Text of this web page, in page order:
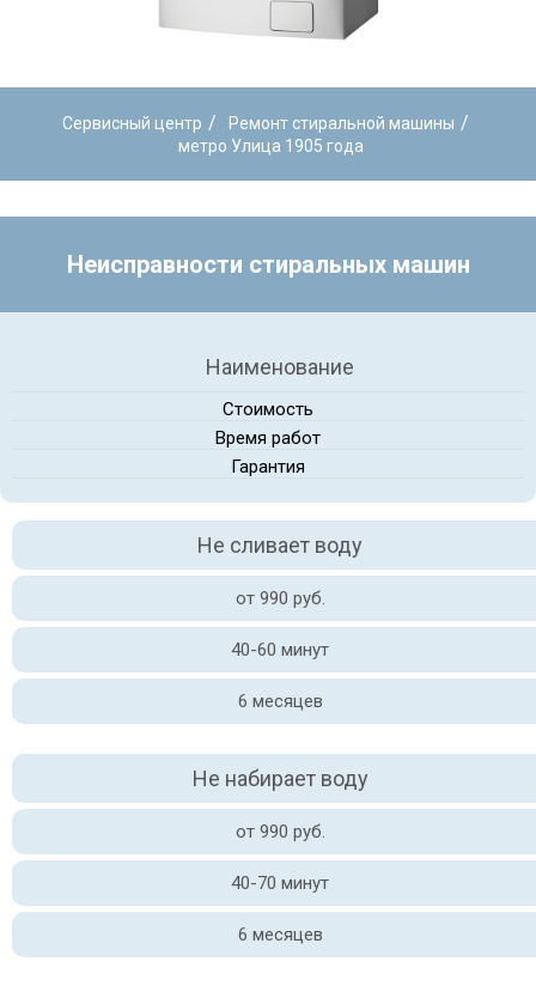
Сервисный центр / Ремонт стиральной машины /
метро Улица 1905 года
Неисправности стиральных машин
Наименование
Стоимость
Время работ
Гарантия
Не сливает воду
от 990 руб.
40-60 минут
6 месяцев
Не набирает воду
от 990 руб.
40-70 минут
6 месяцев